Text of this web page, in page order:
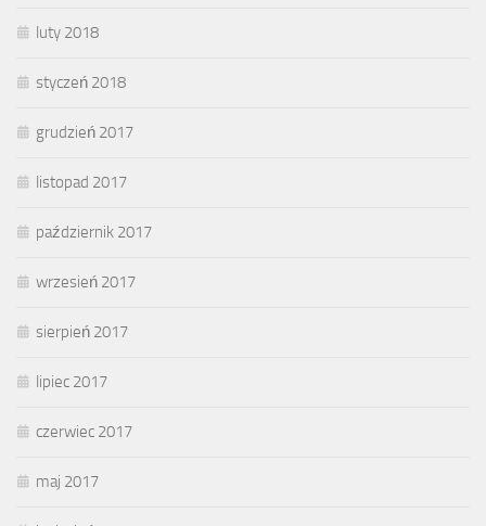
luty 2018
styczeń 2018
grudzień 2017
listopad 2017
październik 2017
wrzesień 2017
sierpień 2017
lipiec 2017
czerwiec 2017
maj 2017